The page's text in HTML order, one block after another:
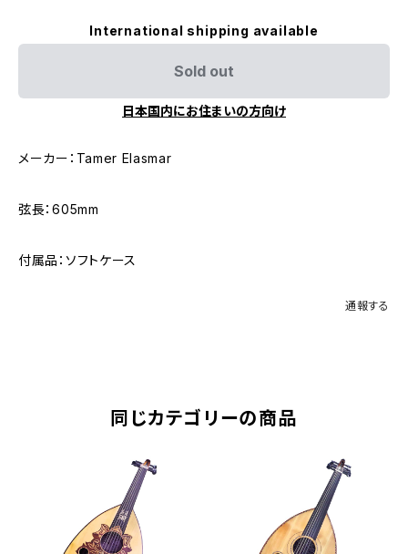
International shipping available
Sold out
日本国内にお住まいの方向け
メーカー：Tamer Elasmar
弦長：605mm
付属品：ソフトケース
通報する
同じカテゴリーの商品